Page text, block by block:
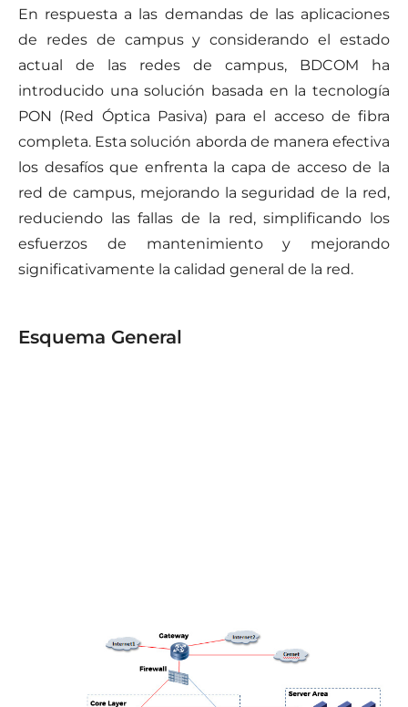
En respuesta a las demandas de las aplicaciones
de redes de campus y considerando el estado
actual de las redes de campus, BDCOM ha
introducido una solución basada en la tecnología
PON (Red Óptica Pasiva) para el acceso de fibra
completa. Esta solución aborda de manera efectiva
los desafíos que enfrenta la capa de acceso de la
red de campus, mejorando la seguridad de la red,
reduciendo las fallas de la red, simplificando los
esfuerzos de mantenimiento y mejorando
significativamente la calidad general de la red.
Esquema General